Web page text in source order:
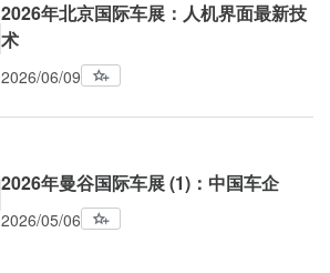
2026年北京国际车展：人机界面最新技
术
2026/06/09
2026年曼谷国际车展 (1)：中国车企
2026/05/06